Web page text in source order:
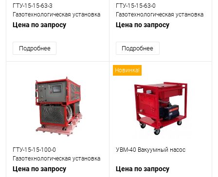
ГТУ-15-15-63-3
Газотехнологическая установка
(SF6)
Цена по запросу
Подробнее
ГТУ-15-15-63-0
Газотехнологическая установка
(SF6)
Цена по запросу
Подробнее
ГТУ-15-15-100-0
Газотехнологическая установка
(SF6)
Цена по запросу
Новинка!
УВМ-40 Вакуумный насос
Цена по запросу